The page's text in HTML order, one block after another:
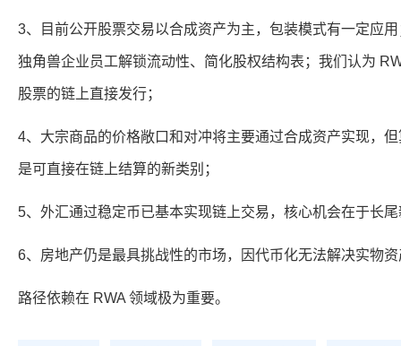
3、目前公开股票交易以合成资产为主，包装模式有一定应
独角兽企业员工解锁流动性、简化股权结构表；我们认为
股票的链上直接发行；
4、大宗商品的价格敞口和对冲将主要通过合成资产实现，
是可直接在链上结算的新类别；
5、外汇通过稳定币已基本实现链上交易，核心机会在于长
6、房地产仍是最具挑战性的市场，因代币化无法解决实物
路径依赖在 RWA 领域极为重要。